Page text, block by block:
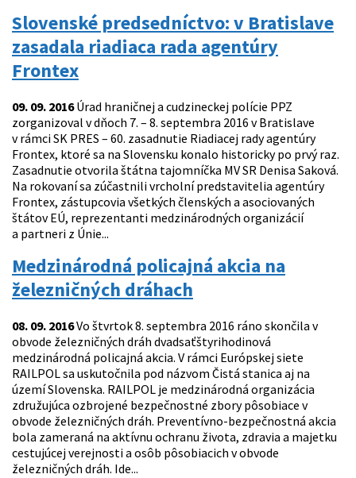
Slovenské predsedníctvo: v Bratislave
zasadala riadiaca rada agentúry
Frontex
09. 09. 2016Úrad hraničnej a cudzineckej polície PPZ
zorganizoval v dňoch 7. – 8. septembra 2016 v Bratislave
v rámci SK PRES – 60. zasadnutie Riadiacej rady agentúry
Frontex, ktoré sa na Slovensku konalo historicky po prvý raz.
Zasadnutie otvorila štátna tajomníčka MV SR Denisa Saková.
Na rokovaní sa zúčastnili vrcholní predstavitelia agentúry
Frontex, zástupcovia všetkých členských a asociovaných
štátov EÚ, reprezentanti medzinárodných organizácií
a partneri z Únie...
Medzinárodná policajná akcia na
železničných dráhach
08. 09. 2016Vo štvrtok 8. septembra 2016 ráno skončila v
obvode železničných dráh dvadsaťštyrihodinová
medzinárodná policajná akcia. V rámci Európskej siete
RAILPOL sa uskutočnila pod názvom Čistá stanica aj na
území Slovenska. RAILPOL je medzinárodná organizácia
združujúca ozbrojené bezpečnostné zbory pôsobiace v
obvode železničných dráh. Preventívno-bezpečnostná akcia
bola zameraná na aktívnu ochranu života, zdravia a majetku
cestujúcej verejnosti a osôb pôsobiacich v obvode
železničných dráh. Ide...